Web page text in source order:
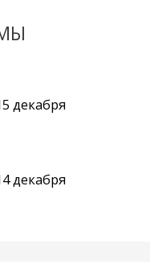
декабря
декабря